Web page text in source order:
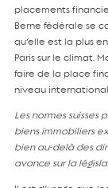
placements
Berne fédérale se
qu’elle est la plus
Paris sur le climat.
faire de la place
niveau
Les normes suisses
biens immobiliers
bien au-delà des
avance sur la